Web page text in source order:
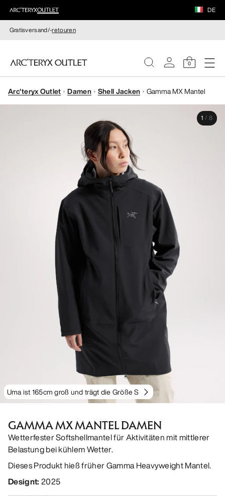
DE
Gratisversand/-retouren
0
DAMEN
Arc'teryx Outlet Damen Shell Jacken Gamma MX Mantel
Uma ist 165cm groß und trägt die Größe S
1 / 8
GAMMA MX MANTEL DAMEN
Wetterfester Softshellmantel für Aktivitäten mit mittlerer
Belastung bei kühlem Wetter.
Dieses Produkt hieß früher Gamma Heavyweight Mantel.
Designt: 2025